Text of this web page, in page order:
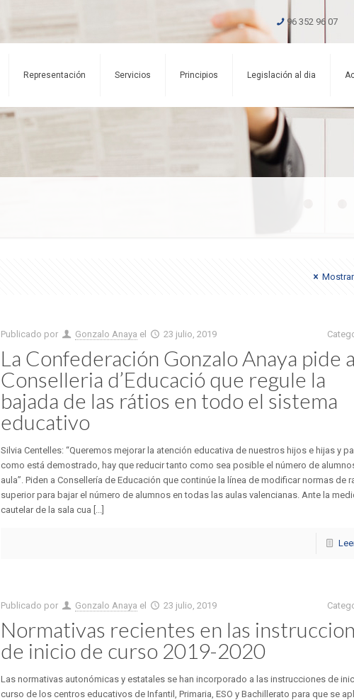
96 352 96 07
Representación Servicios Principios Legislación al dia
Publicado por Gonzalo Anaya el 23 julio, 2019
La Confederación Gonzalo Anaya pide a
Conselleria d’Educació que regule la
bajada de las rátios en todo el sistema
educativo
Silvia Centelles: “Queremos mejorar la atención educativa de nuestros hijos e hijas y
como está demostrado, hay que reducir tanto como sea posible el número de
aula”. Piden a Consellería de Educación que continúe la línea de modificar normas de
superior para bajar el número de alumnos en todas las aulas valencianas. Ante la
cautelar de la sala cua [...]
Publicado por Gonzalo Anaya el 23 julio, 2019
Normativas recientes en las
de inicio de curso 2019-2020
Las normativas autonómicas y estatales se han incorporado a las instrucciones de
curso de los centros educativos de Infantil, Primaria, ESO y Bachillerato para que se